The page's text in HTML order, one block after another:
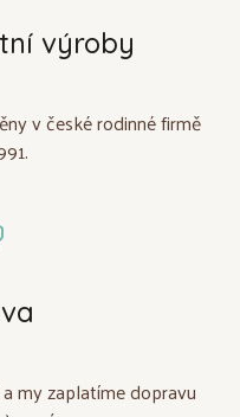
výroby
v české rodinné firmě
my zaplatíme dopravu